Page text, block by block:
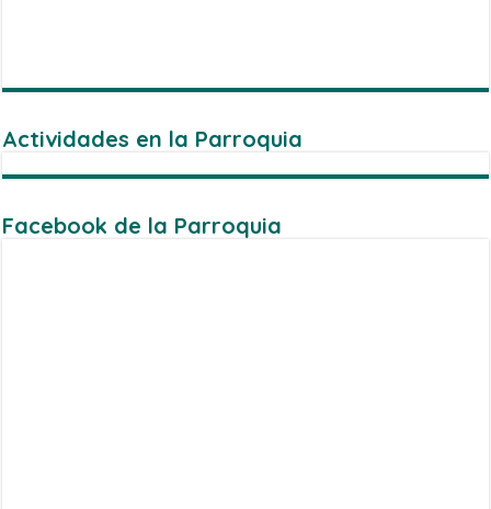
Actividades en la Parroquia
Facebook de la Parroquia